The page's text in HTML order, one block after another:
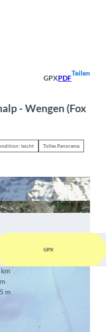
GPXPDF
Teilen
- Wengen (Fox
leicht Tolles Panorama
GPX
m